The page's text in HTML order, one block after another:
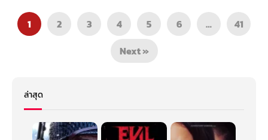
1 2 3 4 5 6 …
41
Next »
ล่าสุด